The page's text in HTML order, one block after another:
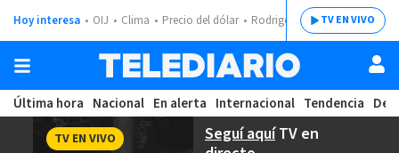
Hoy interesa OIJ Clima Precio del dólar Rodrigo ChavesTV EN VIVO
Última hora Nacional En alerta Internacional Tendencia
Seguí aquíTV en
TV EN VIVO